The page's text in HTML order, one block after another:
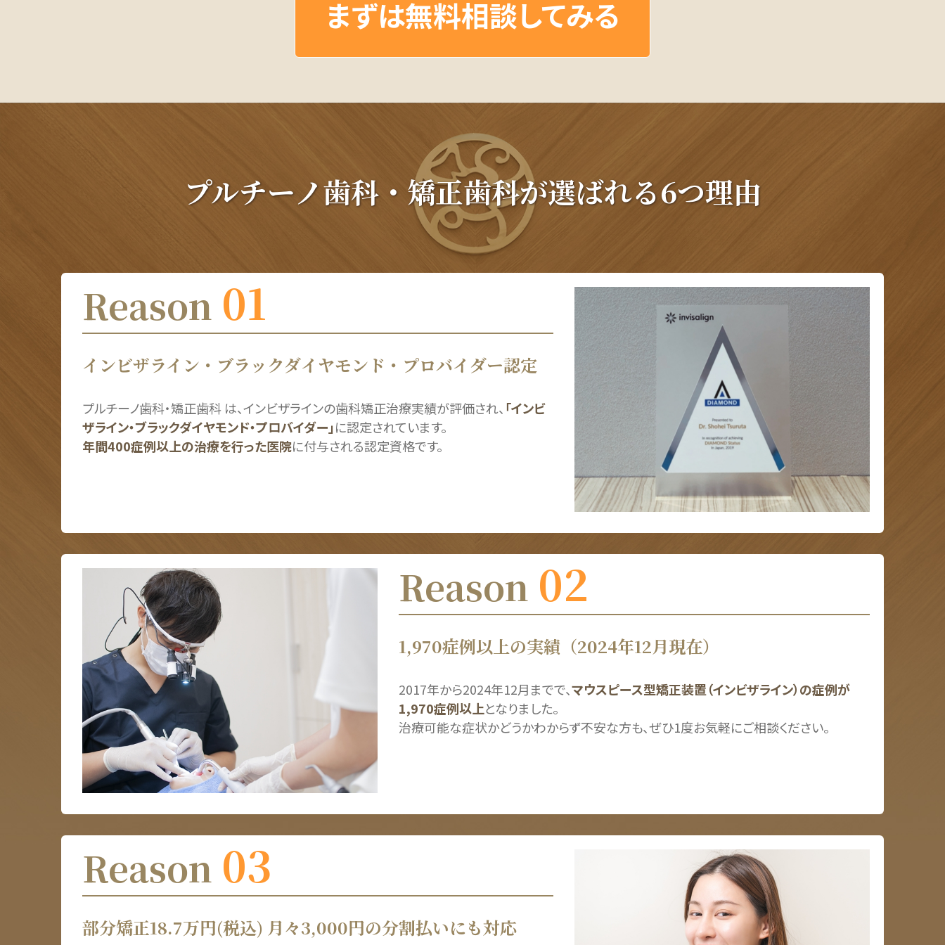
まずは無料相談してみる
プルチーノ歯科・矯正歯科が選ばれる6つ理由
Reason 01
インビザライン・ブラックダイヤモンド・ プロバイダー認定
プルチーノ歯科・矯正歯科 は、インビザラインの歯科矯正治療実績が評価され、 「インビ
ザライン・ブラックダイヤモンド・プロバイダー」に認定されています。
年間400症例以上の治療を行った医院に付与される認定資格です。
Reason 02
1,970症例以上の実績 （2024年12月現在）
2017年から2024年12月までで、マウスピース型矯正装置（インビザライン）の症例が
1,970症例以上となりました。
治療可能な症状かどうかわからず不安な方も、ぜひ1度お気軽にご相談ください。
Reason 03
部分矯正18.7万円(税込) 月々3,000円の分割払いにも対応